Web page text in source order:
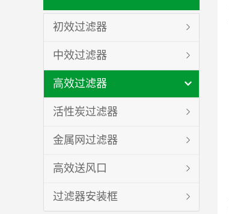
初效过滤器
中效过滤器
高效过滤器
活性炭过滤器
金属网过滤器
高效送风口
过滤器安装框